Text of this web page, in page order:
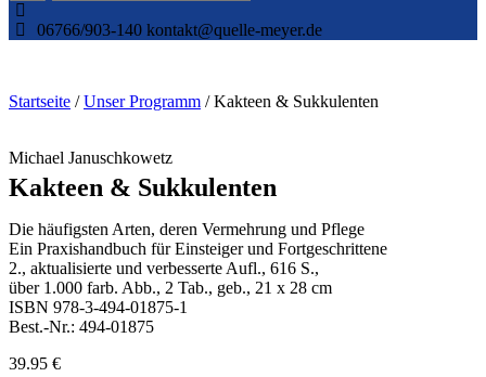
06766/903-140 kontakt@quelle-meyer.de
Startseite /Unser Programm / Kakteen & Sukkulenten
Michael Januschkowetz
Kakteen & Sukkulenten
Die häufigsten Arten, deren Vermehrung und Pflege
Ein Praxishandbuch für Einsteiger und Fortgeschrittene
2., aktualisierte und verbesserte Aufl., 616 S.,
über 1.000 farb. Abb., 2 Tab., geb., 21 x 28 cm
ISBN 978-3-494-01875-1
Best.-Nr.: 494-01875
39.95 €